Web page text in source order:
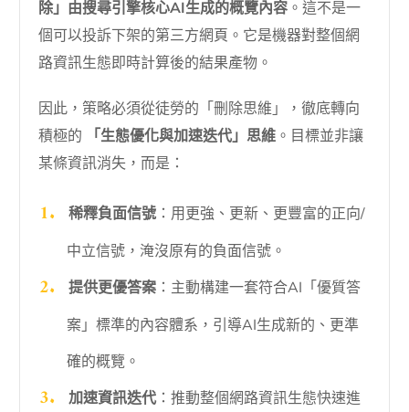
除」由搜尋引擎核心AI生成的概覽內容 。這不是一
個可以投訴下架的第三方網頁。它是機器對整個網
路資訊生態即時計算後的結果產物。
因此，策略必須從徒勞的「刪除思維」，徹底轉向
積極的
「生態優化與加速迭代」思維 。目標並非讓
某條資訊消失，而是：
稀釋負面信號：用更強、更新、更豐富的正向/
中立信號，淹沒原有的負面信號。
提供更優答案：主動構建一套符合AI「優質答
案」標準的內容體系，引導AI生成新的、更準
確的概覽。
加速資訊迭代：推動整個網路資訊生態快速進